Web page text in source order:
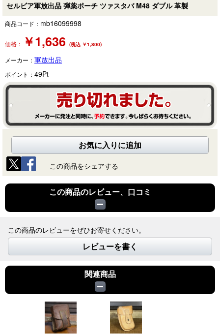
セルビア軍放出品 弾薬ポーチ ツァスタバ M48 ダブル 革製
商品コード： mb16099998
価格： ￥1,636 (税込 ￥1,800)
メーカー： 軍放出品
ポイント： 49Pt
お気に入りに追加
この商品をシェアする
この商品のレビュー、口コミ
この商品のレビューをぜひお寄せください。
レビューを書く
関連商品